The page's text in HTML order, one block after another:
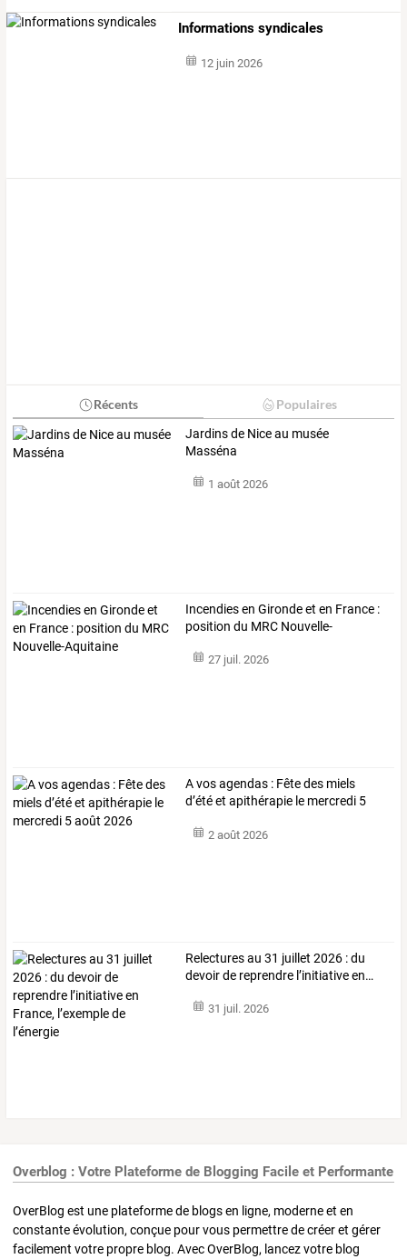
Informations syndicales
12 juin 2026
Récents Populaires
Jardins de Nice au musée
Masséna
1 août 2026
Incendies en Gironde et en France :
position du MRC Nouvelle-
27 juil. 2026
A vos agendas : Fête des miels
d’été et apithérapie le mercredi 5
2 août 2026
Relecturesau 31 juillet 2026 :du
devoirde reprendre l’initiativeen…
31 juil. 2026
Overblog : Votre Plateforme de Blogging Facile et Performante
OverBlog est une plateforme de blogs en ligne, moderne et en
constante évolution, conçue pour vous permettre de créer et gérer
facilement votre propre blog. Avec OverBlog, lancez votre blog